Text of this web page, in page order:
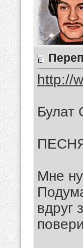
http://
Булат
Мне
вдруг